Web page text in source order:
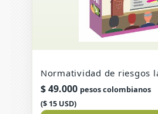
Normatividad de riesgos
$49.000 pesos colombianos
($ 15 USD)